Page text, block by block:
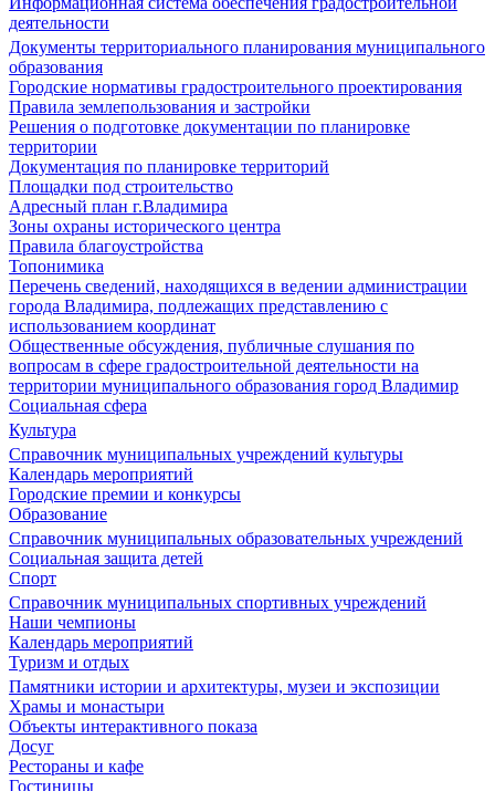
деятельности
Документы территориального планирования муниципального
образования
Городские нормативы градостроительного проектирования
Правила землепользования и застройки
Решения о подготовке документации по планировке
территории
Документация по планировке территорий
Площадки под строительство
Адресный план г.Владимира
Зоны охраны исторического центра
Правила благоустройства
Топонимика
Перечень сведений, находящихся в ведении администрации
города Владимира, подлежащих представлению с
использованием координат
Общественные обсуждения, публичные слушания по
вопросам в сфере градостроительной деятельности на
территории муниципального образования город Владимир
Социальная сфера
Культура
Справочник муниципальных учреждений культуры
Календарь мероприятий
Городские премии и конкурсы
Образование
Справочник муниципальных образовательных учреждений
Социальная защита детей
Спорт
Справочник муниципальных спортивных учреждений
Наши чемпионы
Календарь мероприятий
Туризм и отдых
Памятники истории и архитектуры, музеи и экспозиции
Храмы и монастыри
Объекты интерактивного показа
Досуг
Рестораны и кафе
Гостиницы